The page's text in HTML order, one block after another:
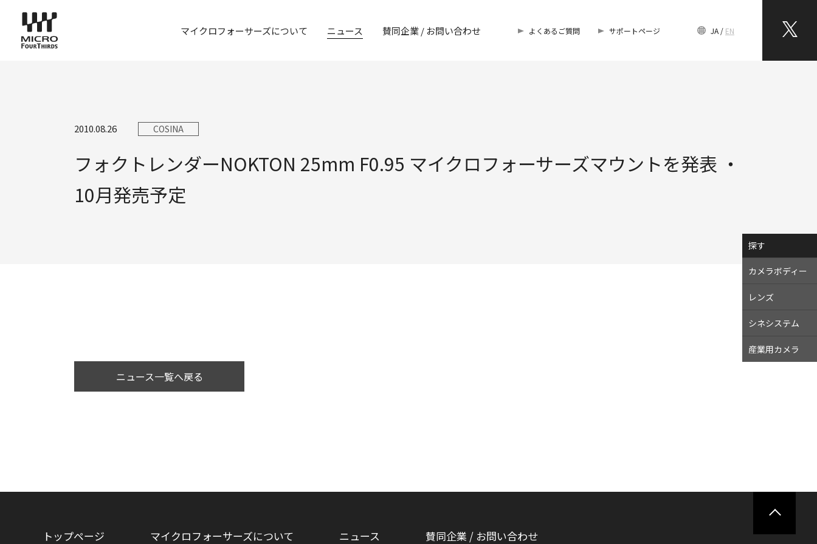
マイクロフォーサーズについて ニュース 賛同企業 / お問い合わせ よくあるご質問 サポートページ JA EN
探す
カメラボディー
レンズ
シネシステム
産業用カメラ
2010.08.26 COSINA
フォクトレンダーNOKTON 25mm F0.95 マイクロフォーサーズマウントを発表 ・
10月発売予定
ニュース一覧へ戻る
トップページ マイクロフォーサーズについて ニュース 賛同企業 / お問い合わせ